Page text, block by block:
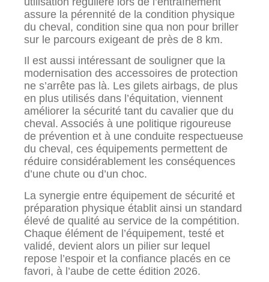
assure la pérennité de la condition physique
du cheval, condition sine qua non pour briller
sur le parcours exigeant de près de 8 km.
Il est aussi intéressant de souligner que la
modernisation des accessoires de protection
ne s’arrête pas là. Les gilets airbags, de plus
en plus utilisés dans l’équitation, viennent
améliorer la sécurité tant du cavalier que du
cheval. Associés à une politique rigoureuse
de prévention et à une conduite respectueuse
du cheval, ces équipements permettent de
réduire considérablement les conséquences
d’une chute ou d’un choc.
La synergie entre équipement de sécurité et
préparation physique établit ainsi un standard
élevé de qualité au service de la compétition.
Chaque élément de l’équipement, testé et
validé, devient alors un pilier sur lequel
repose l’espoir et la confiance placés en ce
favori, à l’aube de cette édition 2026.